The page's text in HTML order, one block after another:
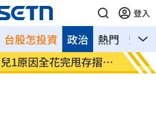
登入
台股怎投資 熱門 影音
政治
1原因全花完甩存摺嗆
國一
明